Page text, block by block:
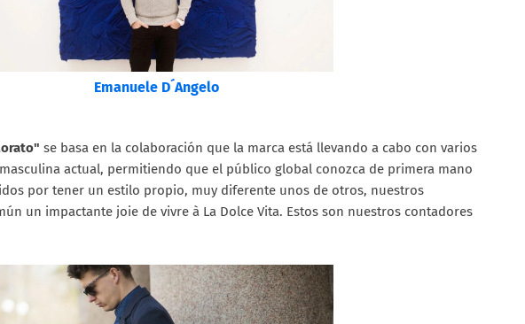
Emanuele D´Angelo
se basa en la colaboración que la marca está llevando a cabo con varios
actual, permitiendo que el público global conozca de primera mano
por tener un estilo propio, muy diferente unos de otros, nuestros
un impactante joie de vivre à La Dolce Vita. Estos son nuestros contadores